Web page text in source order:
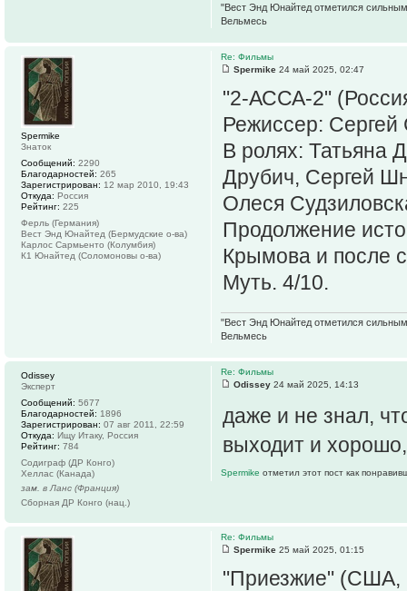
"Вест Энд Юнайтед отметился сильным
Вельмесь
Re: Фильмы
Spermike 24 май 2025, 02:47
"2-АССА-2"
Режиссер: Сергей
В ролях: Татьяна
Друбич, Сергей
Олеся
Продолжение
Крымова и после
Муть. 4/10.
"Вест Энд Юнайтед отметился сильным
Вельмесь
Spermike
Знаток
Сообщений: 2290
Благодарностей: 265
Зарегистрирован: 12 мар 2010, 19:43
Откуда: Россия
Рейтинг: 225
Ферль (Германия)
Вест Энд Юнайтед (Бермудские о-ва)
Карлос Сармьенто (Колумбия)
К1 Юнайтед (Соломоновы о-ва)
Re: Фильмы
Odissey 24 май 2025, 14:13
даже и не знал,
выходит и
Spermike отметил этот пост как
Odissey
Эксперт
Сообщений: 5677
Благодарностей: 1896
Зарегистрирован: 07 авг 2011, 22:59
Откуда: Ищу Итаку, Россия
Рейтинг: 784
Содиграф (ДР Конго)
Хеллас (Канада)
зам. в Ланс (Франция)
Сборная ДР Конго (нац.)
Re: Фильмы
Spermike 25 май 2025, 01:15
"Приезжие" (США,